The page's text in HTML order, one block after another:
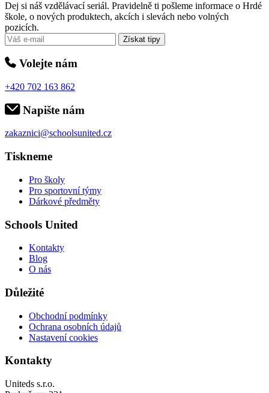
Dej si náš vzdělávací seriál. Pravidelně ti pošleme informace o Hrdé
škole, o nových produktech, akcích i slevách nebo volných
pozicích.
Získat tipy
Volejte nám
+420 702 163 862
Napište nám
zakaznici@schoolsunited.cz
Tiskneme
Pro školy
Pro sportovní týmy
Dárkové předměty
Schools United
Kontakty
Blog
O nás
Důležité
Obchodní podmínky
Ochrana osobních údajů
Nastavení cookies
Kontakty
Uniteds s.r.o.